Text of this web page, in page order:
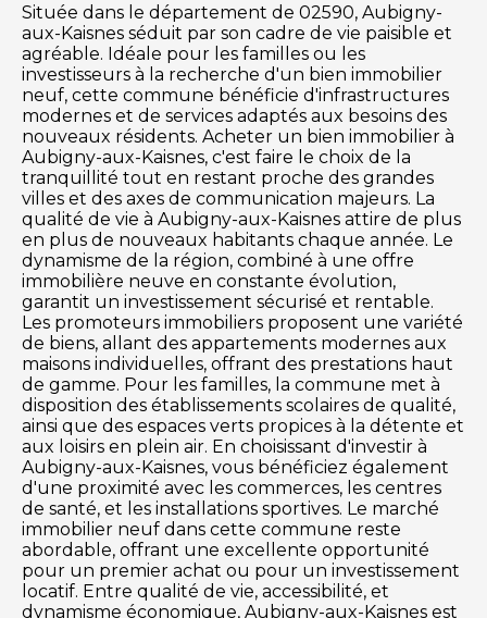
Située dans le département de 02590, Aubigny-
aux-Kaisnes séduit par son cadre de vie paisible et
agréable. Idéale pour les familles ou les
investisseurs à la recherche d'un bien immobilier
neuf, cette commune bénéficie d'infrastructures
modernes et de services adaptés aux besoins des
nouveaux résidents. Acheter un bien immobilier à
Aubigny-aux-Kaisnes, c'est faire le choix de la
tranquillité tout en restant proche des grandes
villes et des axes de communication majeurs. La
qualité de vie à Aubigny-aux-Kaisnes attire de plus
en plus de nouveaux habitants chaque année. Le
dynamisme de la région, combiné à une offre
immobilière neuve en constante évolution,
garantit un investissement sécurisé et rentable.
Les promoteurs immobiliers proposent une variété
de biens, allant des appartements modernes aux
maisons individuelles, offrant des prestations haut
de gamme. Pour les familles, la commune met à
disposition des établissements scolaires de qualité,
ainsi que des espaces verts propices à la détente et
aux loisirs en plein air. En choisissant d'investir à
Aubigny-aux-Kaisnes, vous bénéficiez également
d'une proximité avec les commerces, les centres
de santé, et les installations sportives. Le marché
immobilier neuf dans cette commune reste
abordable, offrant une excellente opportunité
pour un premier achat ou pour un investissement
locatif. Entre qualité de vie, accessibilité, et
dynamisme économique, Aubigny-aux-Kaisnes est